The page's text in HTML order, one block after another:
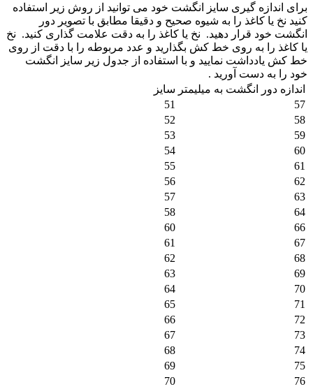
برای اندازه گیری سایز انگشت خود می توانید از روش زیر استفاده
کنید نخ یا کاغذ را به شیوه صحیح و دقیقا مطابق با تصویر دور
انگشت خود قرار دهید. نخ یا کاغذ را به دقت علامت گذاری کنید. نخ
یا کاغذ را به روی خط کش بگذارید و عدد مربوطه را با دقت از روی
خط کش یادداشت نمایید و با استفاده از جدول زیر سایز انگشت
خود را به دست آورید .
اندازه دور انگشت به میلیمتر سایز
57
51
58
52
59
53
60
54
61
55
62
56
63
57
64
58
66
60
67
61
68
62
69
63
70
64
71
65
72
66
73
67
74
68
75
69
76
70